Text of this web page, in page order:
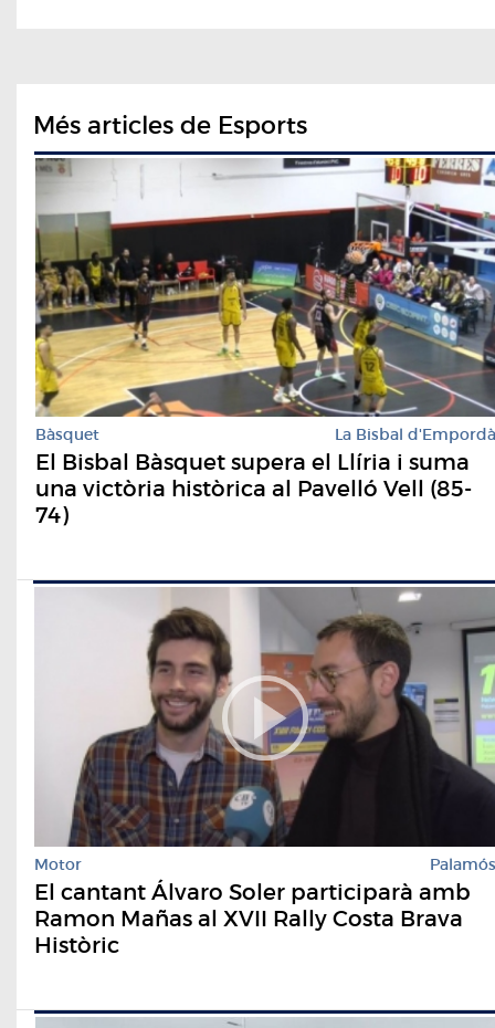
Més articles de Esports
Bàsquet La Bisbal d'Empordà
El Bisbal Bàsquet supera el Llíria i suma
una victòria històrica al Pavelló Vell (85-
74)
Motor Palamós
El cantant Álvaro Soler participarà amb
Ramon Mañas al XVII Rally Costa Brava
Històric